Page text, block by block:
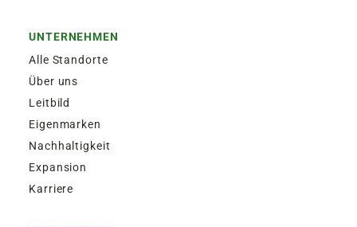
UNTERNEHMEN
Alle Standorte
Über uns
Leitbild
Eigenmarken
Nachhaltigkeit
Expansion
Karriere